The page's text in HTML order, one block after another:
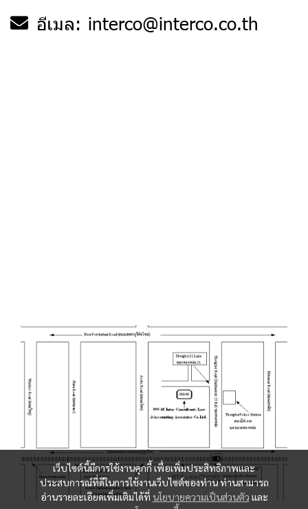
อีเมล: interco@interco.co.th
เว็บไซต์นี้มีการใช้งานคุกกี้ เพื่อเพิ่มประสิทธิภาพและ
ประสบการณ์ที่ดีในการใช้งานเว็บไซต์ของท่าน ท่านสามารถ
อ่านรายละเอียดเพิ่มเติมได้ที่ นโยบายความเป็นส่วนตัว และ